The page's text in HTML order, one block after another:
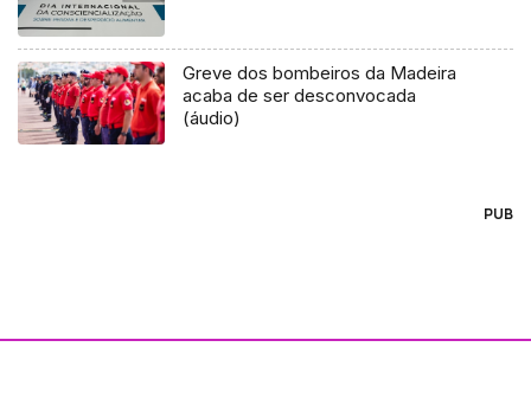
Greve dos bombeiros da Madeira
acaba de ser desconvocada
(áudio)
PUB